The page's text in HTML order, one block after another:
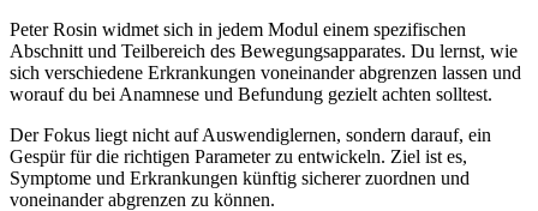
Peter Rosin widmet sich in jedem Modul einem spezifischen
Abschnitt und Teilbereich des Bewegungsapparates. Du lernst, wie
sich verschiedene Erkrankungen voneinander abgrenzen lassen und
worauf du bei Anamnese und Befundung gezielt achten solltest.
Der Fokus liegt nicht auf Auswendiglernen, sondern darauf, ein
Gespür für die richtigen Parameter zu entwickeln. Ziel ist es,
Symptome und Erkrankungen künftig sicherer zuordnen und
voneinander abgrenzen zu können.